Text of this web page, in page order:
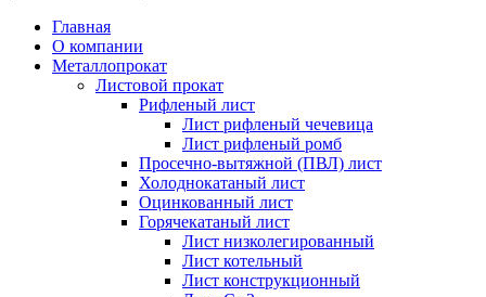
Главная
О компании
Металлопрокат
Листовой прокат
Рифленый лист
Лист рифленый чечевица
Лист рифленый ромб
Просечно-вытяжной (ПВЛ) лист
Холоднокатаный лист
Оцинкованный лист
Горячекатаный лист
Лист низколегированный
Лист котельный
Лист конструкционный